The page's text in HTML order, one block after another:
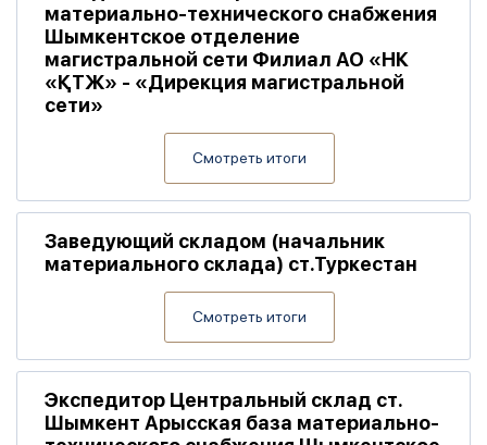
материально-технического снабжения
Шымкентское отделение
магистральной сети Филиал АО «НК
«ҚТЖ» - «Дирекция магистральной
сети»
Смотреть итоги
Заведующий складом (начальник
материального склада) ст.Туркестан
Смотреть итоги
Экспедитор Центральный склад ст.
Шымкент Арысская база материально-